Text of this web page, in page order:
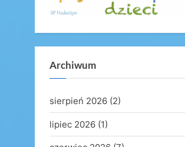
Archiwum
sierpień 2026 (2)
lipiec 2026 (1)